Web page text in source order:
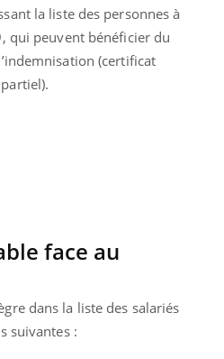
la liste des personnes à
qui peuvent bénéficier du
(certificat
.
face au
dans la liste des salariés
suivantes :